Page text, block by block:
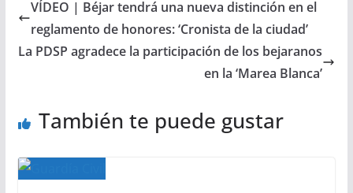
VÍDEO | Béjar tendrá una nueva distinción en el
reglamento de honores: ‘Cronista de la ciudad’
La PDSP agradece la participación de los bejaranos
en la ‘Marea Blanca’
También te puede gustar